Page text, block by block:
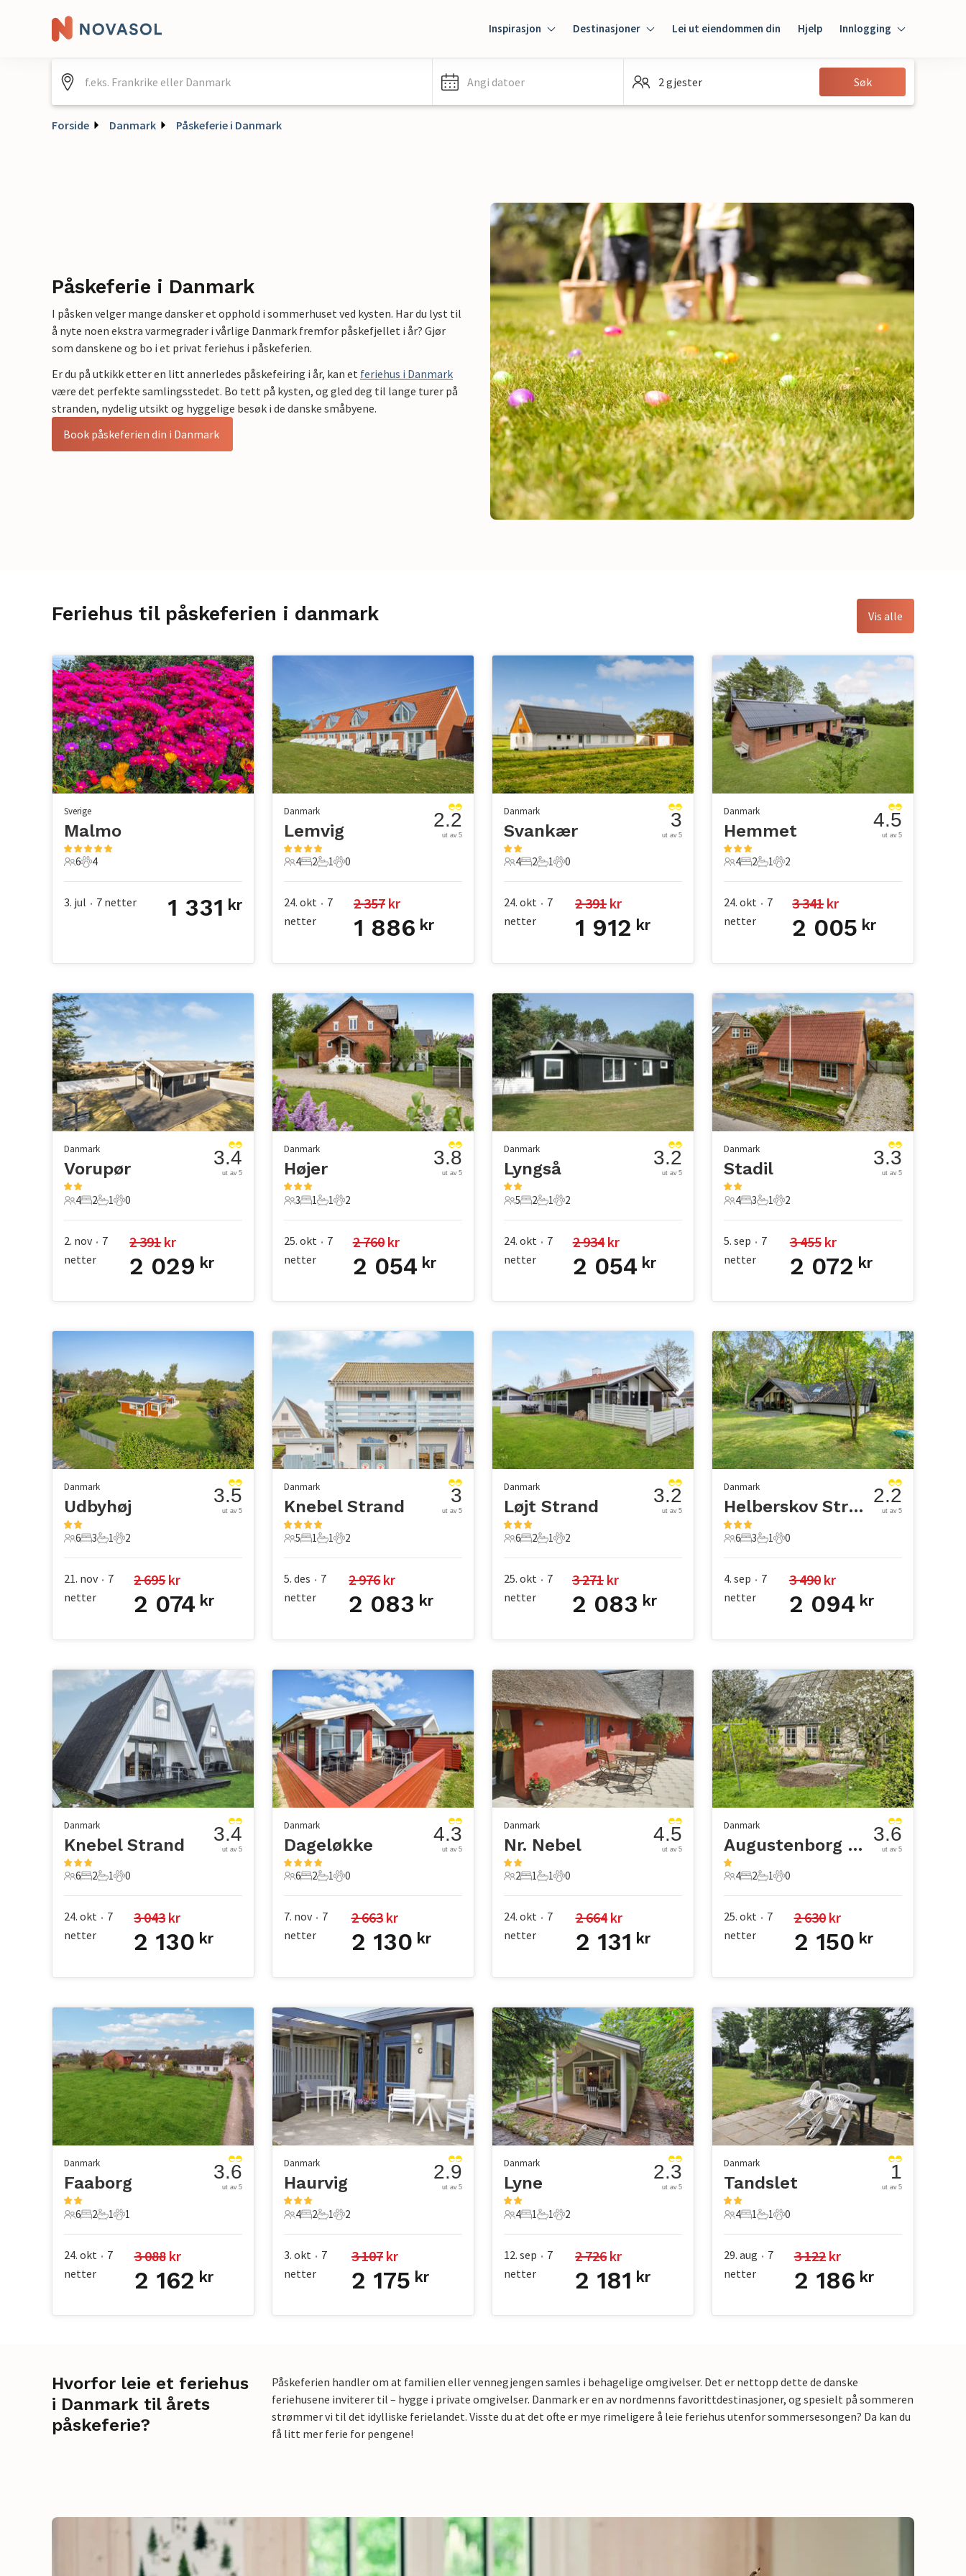
Inspirasjon Destinasjoner Lei ut eiendommen din Hjelp Innlogging
Innlogging
Gjest
Angi datoer 2 gjester Søk
Forside Danmark Påskeferie i Danmark
Påskeferie i Danmark
I påsken velger mange dansker et opphold i sommerhuset ved kysten. Har du lyst til
å nyte noen ekstra varmegrader i vårlige Danmark fremfor påskefjellet i år? Gjør
som danskene og bo i et privat feriehus i påskeferien.
Er du på utkikk etter en litt annerledes påskefeiring i år, kan et feriehus i Danmark
være det perfekte samlingsstedet. Bo tett på kysten, og gled deg til lange turer på
stranden, nydelig utsikt og hyggelige besøk i de danske småbyene.
Book påskeferien din i Danmark
Feriehus til påskeferien i danmark Vis alle
Sverige
Malmo
6 Gjester
6
4 Kjæledyr
4
3. jul • 7 netter 1 331 kr
Danmark
Lemvig
4 Gjester
4
2 Soverom
2
1 Bad
1
0 Kjæledyr
0
2.2
ut av 5
24. okt • 7
netter
2 357 kr
1 886 kr
Danmark
Svankær
4 Gjester
4
2 Soverom
2
1 Bad
1
0 Kjæledyr
0
3
ut av 5
24. okt • 7
netter
2 391 kr
1 912 kr
Danmark
Hemmet
4 Gjester
4
2 Soverom
2
1 Bad
1
2 Kjæledyr
2
4.5
ut av 5
24. okt • 7
netter
3 341 kr
2 005 kr
Danmark
Vorupør
4 Gjester
4
2 Soverom
2
1 Bad
1
0 Kjæledyr
0
3.4
ut av 5
2. nov • 7
netter
2 391 kr
2 029 kr
Danmark
Højer
3 Gjester
3
1 Soverom
1
1 Bad
1
2 Kjæledyr
2
3.8
ut av 5
25. okt • 7
netter
2 760 kr
2 054 kr
Danmark
Lyngså
5 Gjester
5
2 Soverom
2
1 Bad
1
2 Kjæledyr
2
3.2
ut av 5
24. okt • 7
netter
2 934 kr
2 054 kr
Danmark
Stadil
4 Gjester
4
3 Soverom
3
1 Bad
1
2 Kjæledyr
2
3.3
ut av 5
5. sep • 7
netter
3 455 kr
2 072 kr
Danmark
Udbyhøj
6 Gjester
6
3 Soverom
3
1 Bad
1
2 Kjæledyr
2
3.5
ut av 5
21. nov • 7
netter
2 695 kr
2 074 kr
Danmark
Knebel Strand
5 Gjester
5
1 Soverom
1
1 Bad
1
2 Kjæledyr
2
3
ut av 5
5. des • 7
netter
2 976 kr
2 083 kr
Danmark
Løjt Strand
6 Gjester
6
2 Soverom
2
1 Bad
1
2 Kjæledyr
2
3.2
ut av 5
25. okt • 7
netter
3 271 kr
2 083 kr
Danmark
Helberskov Strand
6 Gjester
6
3 Soverom
3
1 Bad
1
0 Kjæledyr
0
2.2
ut av 5
4. sep • 7
netter
3 490 kr
2 094 kr
Danmark
Knebel Strand
6 Gjester
6
2 Soverom
2
1 Bad
1
0 Kjæledyr
0
3.4
ut av 5
24. okt • 7
netter
3 043 kr
2 130 kr
Danmark
Dageløkke
6 Gjester
6
2 Soverom
2
1 Bad
1
0 Kjæledyr
0
4.3
ut av 5
7. nov • 7
netter
2 663 kr
2 130 kr
Danmark
Nr. Nebel
2 Gjester
2
1 Soverom
1
1 Bad
1
0 Kjæledyr
0
4.5
ut av 5
24. okt • 7
netter
2 664 kr
2 131 kr
Danmark
Augustenborg Strand
4 Gjester
4
2 Soverom
2
1 Bad
1
0 Kjæledyr
0
3.6
ut av 5
25. okt • 7
netter
2 630 kr
2 150 kr
Danmark
Faaborg
6 Gjester
6
2 Soverom
2
1 Bad
1
1 Kjæledyr
1
3.6
ut av 5
24. okt • 7
netter
3 088 kr
2 162 kr
Danmark
Haurvig
4 Gjester
4
2 Soverom
2
1 Bad
1
2 Kjæledyr
2
2.9
ut av 5
3. okt • 7
netter
3 107 kr
2 175 kr
Danmark
Lyne
4 Gjester
4
1 Soverom
1
1 Bad
1
2 Kjæledyr
2
2.3
ut av 5
12. sep • 7
netter
2 726 kr
2 181 kr
Danmark
Tandslet
4 Gjester
4
1 Soverom
1
1 Bad
1
0 Kjæledyr
0
1
ut av 5
29. aug • 7
netter
3 122 kr
2 186 kr
Hvorfor leie et feriehus
i Danmark til årets
påskeferie?
Påskeferien handler om at familien eller vennegjengen samles i behagelige omgivelser. Det er nettopp dette de danske
feriehusene inviterer til – hygge i private omgivelser. Danmark er en av nordmenns favorittdestinasjoner, og spesielt på sommeren
strømmer vi til det idylliske ferielandet. Visste du at det ofte er mye rimeligere å leie feriehus utenfor sommersesongen? Da kan du
få litt mer ferie for pengene!